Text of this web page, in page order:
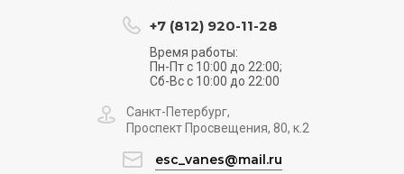
+7 (812) 920-11-28
Время работы:
Пн-Пт с 10:00 до 22:00;
Сб-Вс с 10:00 до 22:00
Санкт-Петербург,
Проспект Просвещения, 80, к.2
esc_vanes@mail.ru